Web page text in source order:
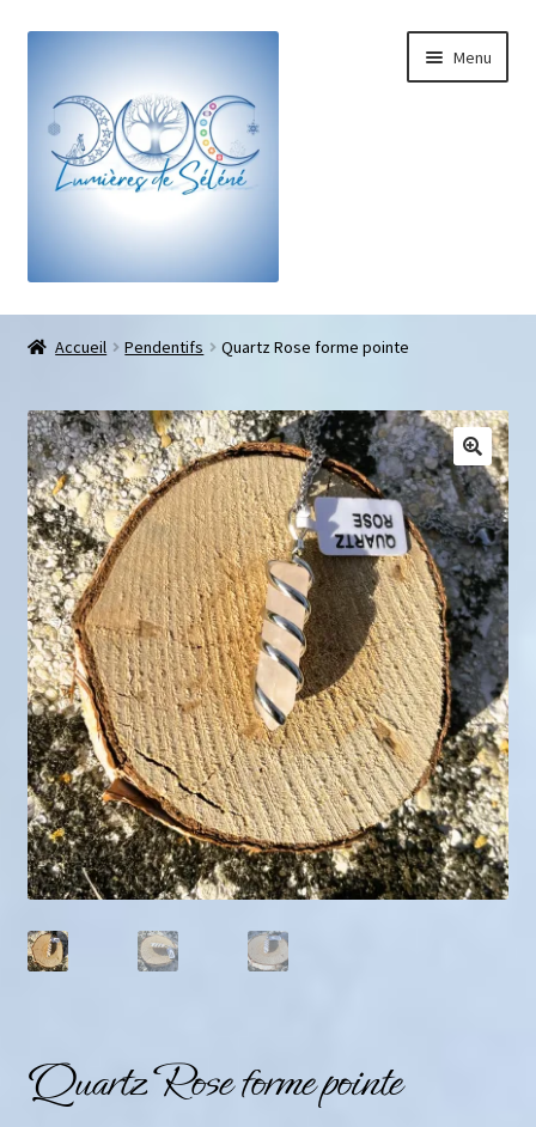
Menu
Boutique
Galets pouce anti-stress
Pendentifs sifflet et fioles
Mini géodes
Bougies lithothérapie
Packs
Carte Cadeau
Qui suis-je ?
Avis clients
Mon compte
Accueil Pendentifs Quartz Rose forme pointe
Quartz Rose forme pointe